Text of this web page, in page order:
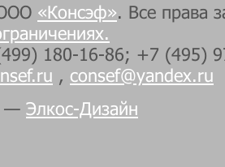
«Консэф». Все права
180-16-86; +7 (495)
, consef@yandex.ru
— Элкос-Дизайн